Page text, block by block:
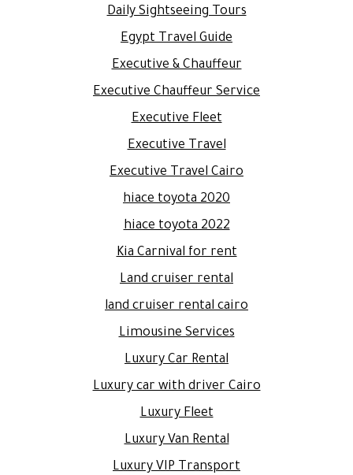
Daily Sightseeing Tours
Egypt Travel Guide
Executive & Chauffeur
Executive Chauffeur Service
Executive Fleet
Executive Travel
Executive Travel Cairo
hiace toyota 2020
hiace toyota 2022
Kia Carnival for rent
Land cruiser rental
land cruiser rental cairo
Limousine Services
Luxury Car Rental
Luxury car with driver Cairo
Luxury Fleet
Luxury Van Rental
Luxury VIP Transport